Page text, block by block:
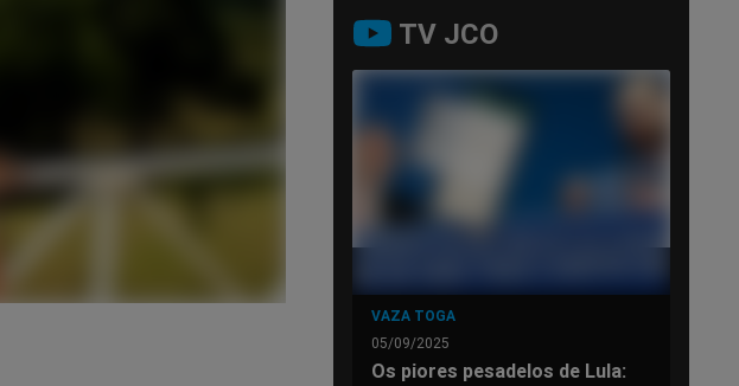
TV JCO
VAZA TOGA
05/09/2025
Os piores pesadelos de Lula: